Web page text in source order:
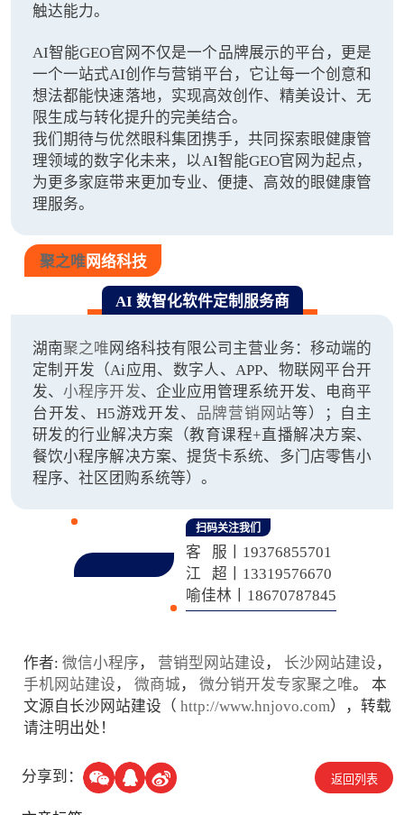
触达能力。
AI智能GEO官网不仅是一个品牌展示的平台，更是
一个‌一站式AI创作与营销平台‌，它让每一个创意和
想法都能快速落地，实现高效创作、精美设计、无
限生成与转化提升的完美结合。
我们期待与优然眼科集团携手，共同探索眼健康管
理领域的数字化未来，以AI智能GEO官网为起点，
为更多家庭带来更加专业、便捷、高效的眼健康管
理服务。
聚之唯网络科技
AI 数智化软件定制服务商
湖南聚之唯 网络科技有限公司主营业务：移动端的
定制开发（Ai应用、数字人、APP、物联网平台开
发、小程序开发、企业应用管理系统开发、电商平
台开发、H5游戏开发、 品牌营销网站等）；自主
研发的行业解决方案（教育课程+直播解决方案、
餐饮小程序解决方案、提货卡系统、多门店零售小
程序、社区团购系统等）。
扫码关注我们
客 服丨19376855701
江 超丨13319576670
喻佳林丨18670787845
作者:微信小程序 ， 营销型网站建设 ， 长沙网站建设 ，
手机网站建设 ，微商城 ，微分销开发专家聚之唯。 本
文源自长沙网站建设（http://www.hnjovo.com），转载
请注明出处！
分享到： 返回列表